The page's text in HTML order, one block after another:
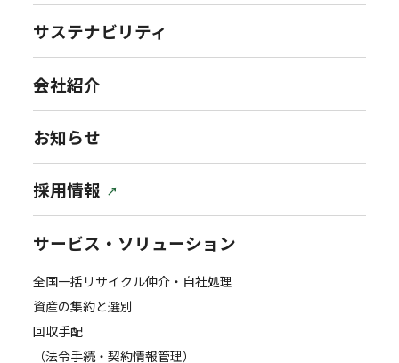
サステナビリティ
会社紹介
お知らせ
採用情報
サービス・ソリューション
全国一括リサイクル仲介・自社処理
資産の集約と選別
回収手配
（法令手続・契約情報管理）